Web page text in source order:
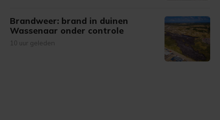
Brandweer: brand in duinen
Wassenaar onder controle
10 uur geleden